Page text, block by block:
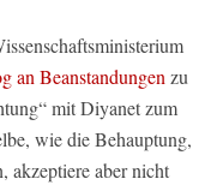
an Beanstandungenzu
mit Diyanet zum
wie die Behauptung,
akzeptiere aber nicht